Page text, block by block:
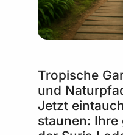
Tropische
und
Jetzt
staunen: Ihre